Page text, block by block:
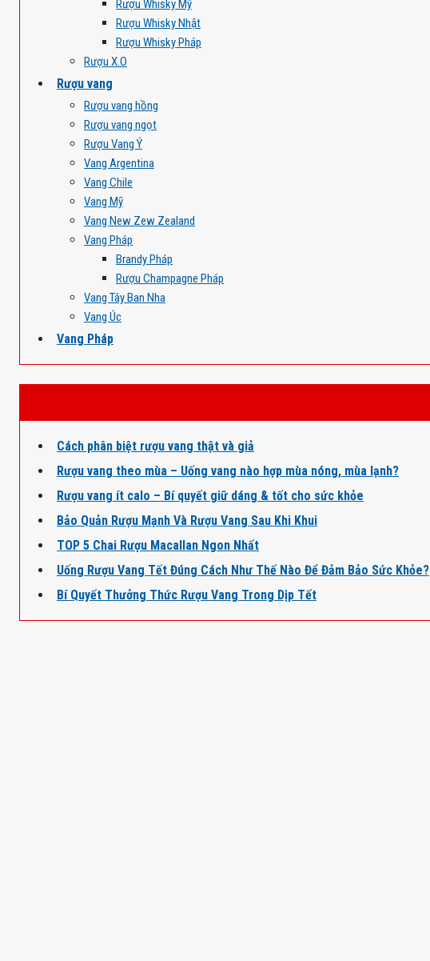
Rượu Whisky Mỹ
Rượu Whisky Nhật
Rượu Whisky Pháp
Rượu X.O
Rượu vang
Rượu vang hồng
Rượu vang ngọt
Rượu Vang Ý
Vang Argentina
Vang Chile
Vang Mỹ
Vang New Zew Zealand
Vang Pháp
Brandy Pháp
Rượu Champagne Pháp
Vang Tây Ban Nha
Vang Úc
Vang Pháp
Cách phân biệt rượu vang thật và giả
Rượu vang theo mùa – Uống vang nào hợp mùa nóng, mùa lạnh?
Rượu vang ít calo – Bí quyết giữ dáng & tốt cho sức khỏe
Bảo Quản Rượu Mạnh Và Rượu Vang Sau Khi Khui
TOP 5 Chai Rượu Macallan Ngon Nhất
Uống Rượu Vang Tết Đúng Cách Như Thế Nào Để Đảm Bảo Sức Khỏe?
Bí Quyết Thưởng Thức Rượu Vang Trong Dịp Tết